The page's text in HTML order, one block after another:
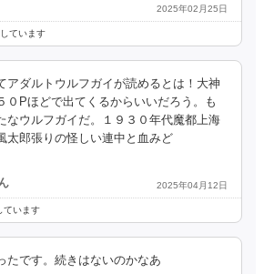
2025年02月25日
ています
アダルトウルフガイが読めるとは！大神
０Pほどで出てくるからいいだろう。も
なウルフガイだ。１９３０年代魔都上海
太郎張りの怪しい連中と血みど
2025年04月12日
ています
たです。続きはないのかなあ